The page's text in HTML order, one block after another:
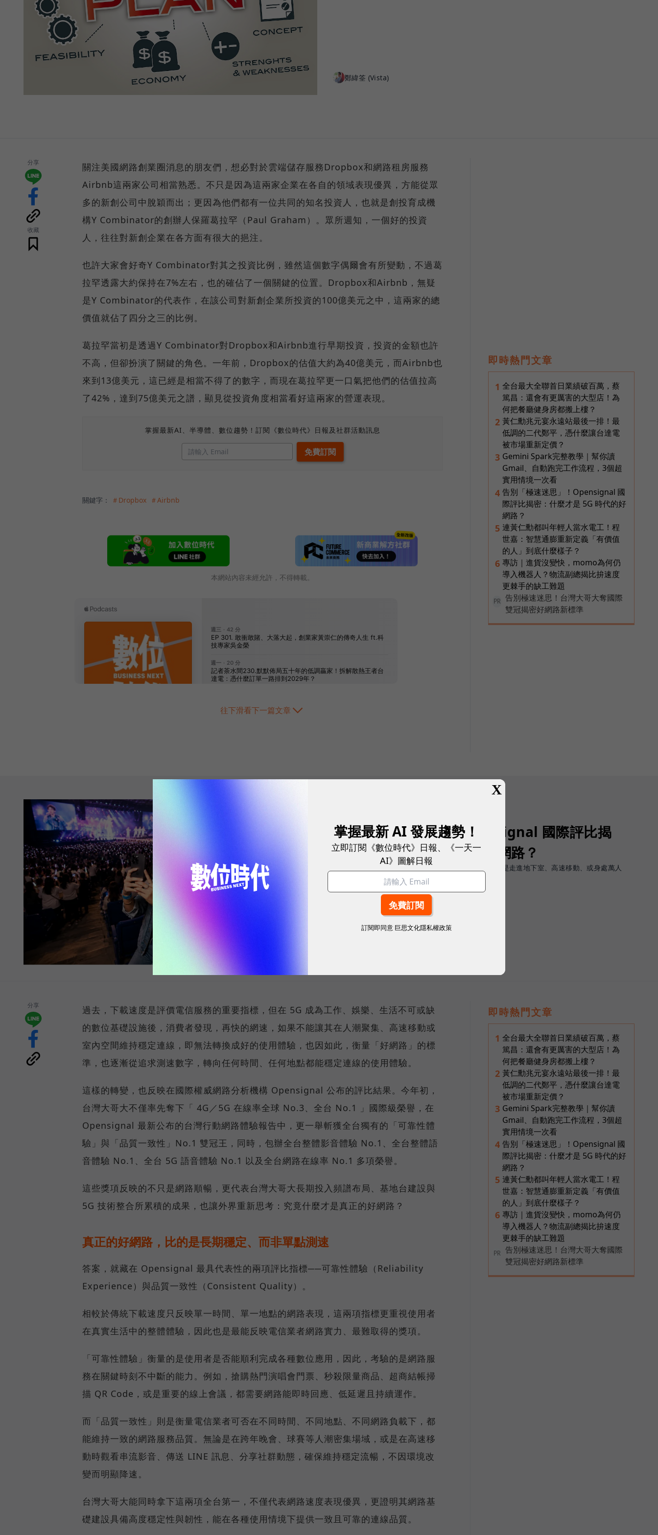
鄭緯筌 (Vista)
分享
收藏
關注美國網路創業圈消息的朋友們，想必對於雲端儲存服務Dropbox和網路租房服務
Airbnb這兩家公司相當熟悉。不只是因為這兩家企業在各自的領域表現優異，方能從眾
多的新創公司中脫穎而出；更因為他們都有一位共同的知名投資人，也就是創投育成機
構Y Combinator的創辦人保羅葛拉罕（Paul Graham）。眾所週知，一個好的投資
人，往往對新創企業在各方面有很大的挹注。
也許大家會好奇Y Combinator對其之投資比例，雖然這個數字偶爾會有所變動，不過葛
拉罕透露大約保持在7%左右，也的確佔了一個關鍵的位置。Dropbox和Airbnb，無疑
是Y Combinator的代表作，在該公司對新創企業所投資的100億美元之中，這兩家的總
價值就佔了四分之三的比例。
葛拉罕當初是透過Y Combinator對Dropbox和Airbnb進行早期投資，投資的金額也許
不高，但卻扮演了關鍵的角色。一年前，Dropbox的估值大約為40億美元，而Airbnb也
來到13億美元，這已經是相當不得了的數字，而現在葛拉罕更一口氣把他們的估值拉高
了42%，達到75億美元之譜，顯見從投資角度相當看好這兩家的營運表現。
掌握最新AI、半導體、數位趨勢！訂閱《數位時代》日報及社群活動訊息
關鍵字： ＃Dropbox ＃Airbnb
本網站內容未經允許，不得轉載。
往下滑看下一篇文章
即時熱門文章
1 全台最大全聯首日業績破百萬，蔡
篤昌：還會有更厲害的大型店！為
何把餐廳健身房都搬上樓？
2 黃仁勳兆元宴永遠站最後一排！最
低調的二代鄭平，憑什麼讓台達電
被市場重新定價？
3 Gemini Spark完整教學｜幫你讀
Gmail、自動跑完工作流程，3個超
實用情境一次看
4 告別「極速迷思」！Opensignal 國
際評比揭密：什麼才是 5G 時代的好
網路？
5 連黃仁勳都叫年輕人當水電工！程
世嘉：智慧通膨重新定義「有價值
的人」到底什麼樣子？
6 專訪｜進貨沒變快，momo為何仍
導入機器人？物流副總揭比拚速度
更棘手的缺工難題
PR
告別極速迷思！台灣大哥大奪國際
雙冠揭密好網路新標準
告別「極速迷思」！Opensignal 國際評比揭
密：什麼才是 5G 時代的好網路？
真正好用的網路服務，不是測速軟體上的瞬間峰值，而是走進地下室、高速移動、或身處萬人
演唱會時，網路連線依然穩定、順暢且不中斷。
sponsored by
分享
過去，下載速度是評價電信服務的重要指標，但在 5G 成為工作、娛樂、生活不可或缺
的數位基礎設施後，消費者發現，再快的網速，如果不能讓其在人潮聚集、高速移動或
室內空間維持穩定連線，即無法轉換成好的使用體驗，也因如此，衡量「好網路」的標
準，也逐漸從追求測速數字，轉向任何時間、任何地點都能穩定連線的使用體驗。
這樣的轉變，也反映在國際權威網路分析機構 Opensignal 公布的評比結果。今年初，
台灣大哥大不僅率先奪下「 4G／5G 在線率全球 No.3、全台 No.1 」國際級榮譽，在
Opensignal 最新公布的台灣行動網路體驗報告中，更一舉斬獲全台獨有的「可靠性體
驗」與「品質一致性」No.1 雙冠王，同時，包辦全台整體影音體驗 No.1、全台整體語
音體驗 No.1、全台 5G 語音體驗 No.1 以及全台網路在線率 No.1 多項榮譽。
這些獎項反映的不只是網路順暢，更代表台灣大哥大長期投入頻譜布局、基地台建設與
5G 技術整合所累積的成果，也讓外界重新思考：究竟什麼才是真正的好網路？
真正的好網路，比的是長期穩定、而非單點測速
答案，就藏在 Opensignal 最具代表性的兩項評比指標──可靠性體驗（Reliability
Experience）與品質一致性（Consistent Quality）。
相較於傳統下載速度只反映單一時間、單一地點的網路表現，這兩項指標更重視使用者
在真實生活中的整體體驗，因此也是最能反映電信業者網路實力、最難取得的獎項。
「可靠性體驗」衡量的是使用者是否能順利完成各種數位應用，因此，考驗的是網路服
務在關鍵時刻不中斷的能力。例如，搶購熱門演唱會門票、秒殺限量商品、超商結帳掃
描 QR Code，或是重要的線上會議，都需要網路能即時回應、低延遲且持續運作。
而「品質一致性」則是衡量電信業者可否在不同時間、不同地點、不同網路負載下，都
能維持一致的網路服務品質。無論是在跨年晚會、球賽等人潮密集場域，或是在高速移
動時觀看串流影音、傳送 LINE 訊息、分享社群動態，確保維持穩定流暢，不因環境改
變而明顯降速。
台灣大哥大能同時拿下這兩項全台第一，不僅代表網路速度表現優異，更證明其網路基
礎建設具備高度穩定性與韌性，能在各種使用情境下提供一致且可靠的連線品質。
即時熱門文章
1 全台最大全聯首日業績破百萬，蔡
篤昌：還會有更厲害的大型店！為
何把餐廳健身房都搬上樓？
2 黃仁勳兆元宴永遠站最後一排！最
低調的二代鄭平，憑什麼讓台達電
被市場重新定價？
3 Gemini Spark完整教學｜幫你讀
Gmail、自動跑完工作流程，3個超
實用情境一次看
4 告別「極速迷思」！Opensignal 國
際評比揭密：什麼才是 5G 時代的好
網路？
5 連黃仁勳都叫年輕人當水電工！程
世嘉：智慧通膨重新定義「有價值
的人」到底什麼樣子？
6 專訪｜進貨沒變快，momo為何仍
導入機器人？物流副總揭比拚速度
更棘手的缺工難題
PR
告別極速迷思！台灣大哥大奪國際
雙冠揭密好網路新標準
X
掌握最新 AI 發展趨勢！
立即訂閱《數位時代》日報、《一天一
AI》圖解日報
訂閱即同意 巨思文化隱私權政策